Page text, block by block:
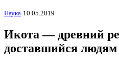
Наука 10.05.2019
Икота — древний
доставшийся людям